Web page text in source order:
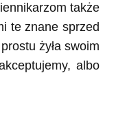
także
te znane sprzed
żyła swoim
albo